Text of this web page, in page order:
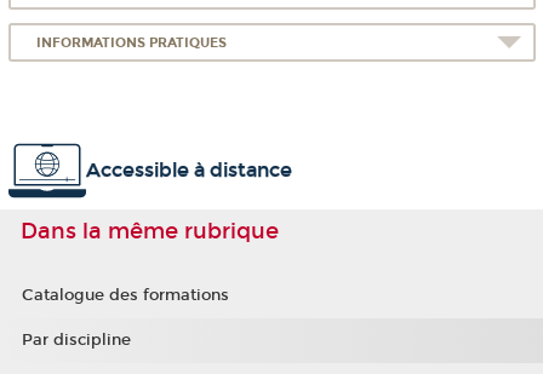
INFORMATIONS PRATIQUES
Accessible à distance
Dans la même rubrique
Catalogue des formations
Par discipline